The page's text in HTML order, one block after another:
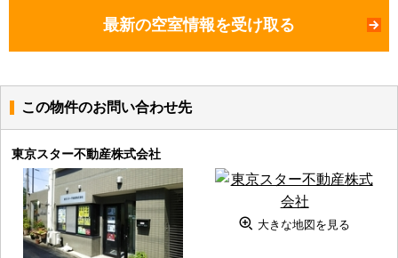
最新の空室情報を受け取る
この物件のお問い合わせ先
東京スター不動産株式会社
大きな地図を見る